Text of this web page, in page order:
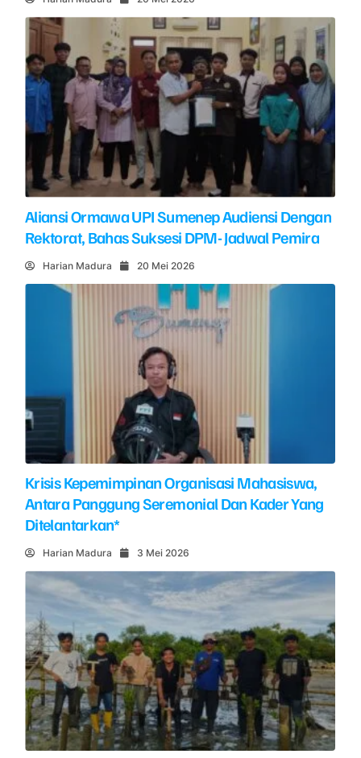
Aliansi Ormawa UPI Sumenep Audiensi Dengan
Rektorat, Bahas Suksesi DPM- Jadwal Pemira
Harian Madura 20 Mei 2026
Krisis Kepemimpinan Organisasi Mahasiswa,
Antara Panggung Seremonial Dan Kader Yang
Ditelantarkan*
Harian Madura 3 Mei 2026